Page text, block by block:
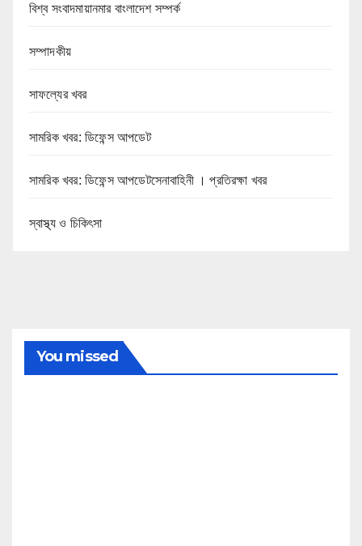
বিশ্ব সংবাদমায়ানমার বাংলাদেশ সম্পর্ক
সম্পাদকীয়
সাফল্যের খবর
সামরিক খবর: ডিফেন্স আপডেট
সামরিক খবর: ডিফেন্স আপডেটসেনাবাহিনী । প্রতিরক্ষা খবর
স্বাস্থ্য ও চিকিৎসা
You missed